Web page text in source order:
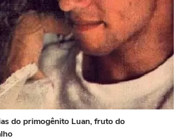
do primogênito Luan, fruto do